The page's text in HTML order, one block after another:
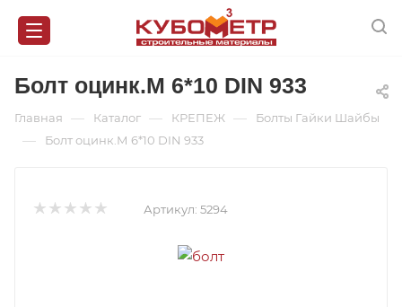
Болт оцинк.М 6*10 DIN 933
Главная — Каталог — КРЕПЕЖ — Болты Гайки Шайбы
— Болт оцинк.М 6*10 DIN 933
Артикул: 5294